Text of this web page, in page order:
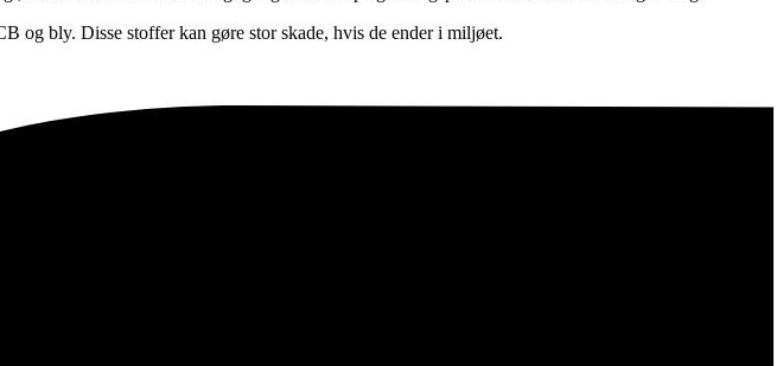
og bly. Disse stoffer kan gøre stor skade, hvis de ender i miljøet.